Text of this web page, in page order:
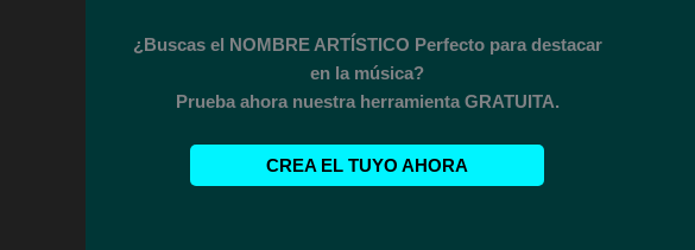
¿Buscas el NOMBRE ARTÍSTICO Perfecto para destacar
en la música?
Prueba ahora nuestra herramienta GRATUITA.
CREA EL TUYO AHORA